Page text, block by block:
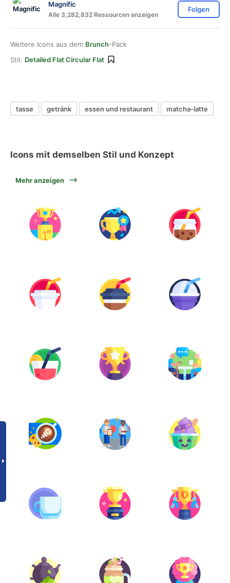
Magnific
Alle 3,282,832 Ressourcen anzeigen
Folgen
Weitere Icons aus dem Brunch-Pack
Stil: Detailed Flat Circular Flat
tasse getränk essen und restaurant matcha-latte
Icons mit demselben Stil und Konzept
Mehr anzeigen